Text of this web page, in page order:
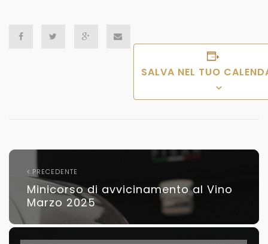
SALVA NEL TUO
PRECEDENTE
Minicorso di avvicinamento al Vino
Marzo 2025